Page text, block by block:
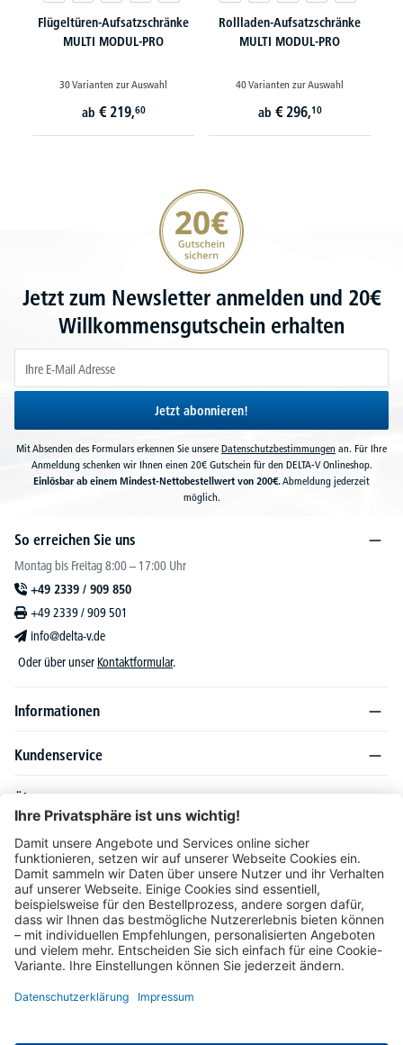
Flügeltüren-Aufsatzschränke
MULTI MODUL-PRO
30 Varianten zur Auswahl
ab € 219,60
Rollladen-Aufsatzschränke
MULTI MODUL-PRO
40 Varianten zur Auswahl
ab € 296,10
20€ Gutschein sichern
Jetzt zum Newsletter anmelden und 20€
Willkommensgutschein erhalten
Jetzt abonnieren!
Mit Absenden des Formulars erkennen Sie unsere Datenschutzbestimmungen an. Für Ihre
Anmeldung schenken wir Ihnen einen 20€ Gutschein für den DELTA-V Onlineshop.
Einlösbar ab einem Mindest-Nettobestellwert von 200€.Abmeldung jederzeit
möglich.
So erreichen Sie uns
Montag bis Freitag 8:00 – 17:00 Uhr
+49 2339 / 909 850
+49 2339 / 909 501
info@delta-v.de
Oder über unser Kontaktformular.
Informationen
Kundenservice
Über DELTA-V
Produktsortiment
Ratgeber
Folgen Sie uns auch auf
Unser Angebot richtet sich ausschließlich an Industrie, Handel, Gewerbe und